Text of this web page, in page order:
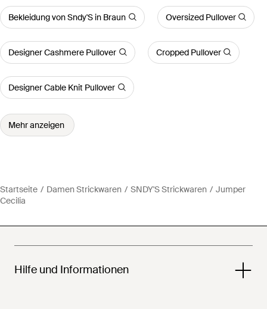
Bekleidung von Sndy'S in Braun Oversized Pullover
Designer Cashmere Pullover Cropped Pullover
Designer Cable Knit Pullover
Mehr anzeigen
Startseite Damen Strickwaren SNDY'S Strickwaren
Jumper
Cecilia
Hilfe und Informationen